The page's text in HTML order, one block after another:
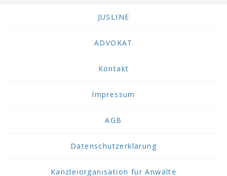
JUSLINE
ADVOKAT
Kontakt
Impressum
AGB
Datenschutzerklärung
Kanzleiorganisation für Anwälte